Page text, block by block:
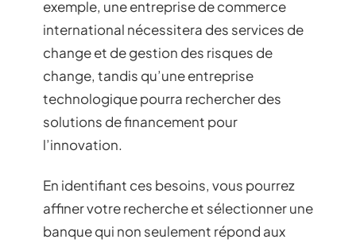
exemple, une entreprise de commerce
international nécessitera des services de
change et de gestion des risques de
change, tandis qu’une entreprise
technologique pourra rechercher des
solutions de financement pour
l’innovation.
En identifiant ces besoins, vous pourrez
affiner votre recherche et sélectionner une
banque qui non seulement répond aux